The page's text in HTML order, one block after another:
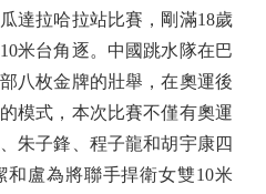
達拉哈拉站比賽，剛滿18歲
米台角逐。中國跳水隊在巴
八枚金牌的壯舉，在奧運後
模式，本次比賽不僅有奧運
朱子鋒、程子龍和胡宇康四
盧為將聯手捍衛女雙10米